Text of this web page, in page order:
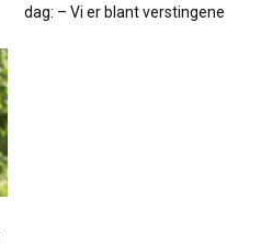
dag: – Vi er blant verstingene